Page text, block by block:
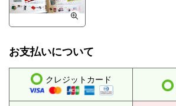
お支払いについて
クレジットカード